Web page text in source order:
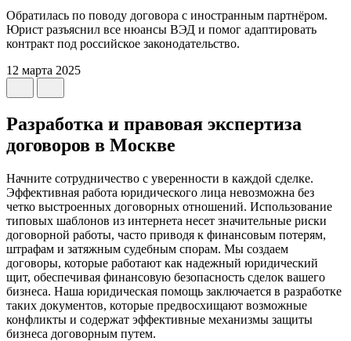
Обратилась по поводу договора с иностранным партнёром.
Юрист разъяснил все нюансы ВЭД и помог адаптировать
контракт под российское законодательство.
12 марта 2025
Разработка и правовая экспертиза
договоров в Москве
Начните сотрудничество с уверенности в каждой сделке.
Эффективная работа юридического лица невозможна без
четко выстроенных договорных отношений. Использование
типовых шаблонов из интернета несет значительные риски
договорной работы, часто приводя к финансовым потерям,
штрафам и затяжным судебным спорам. Мы создаем
договоры, которые работают как надежный юридический
щит, обеспечивая финансовую безопасность сделок вашего
бизнеса. Наша юридическая помощь заключается в разработке
таких документов, которые предвосхищают возможные
конфликты и содержат эффективные механизмы защиты
бизнеса договорным путем.